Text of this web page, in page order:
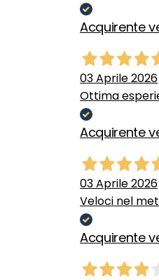
Acquirente
03 Aprile 2026
Ottima
Acquirente
03 Aprile 2026
Veloci nel
Acquirente